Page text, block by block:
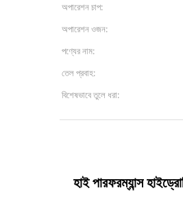
অপারেশন চাপ:
অপারেশন ওজন:
পণ্যের নাম:
তেল প্রবাহ:
বিশেষভাবে তুলে ধরা:
হাই পারফরম্যান্স